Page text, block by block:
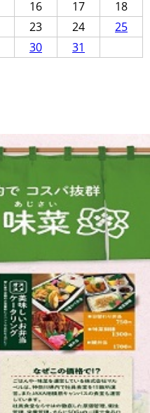
16 17
18
23 24
25
30
31